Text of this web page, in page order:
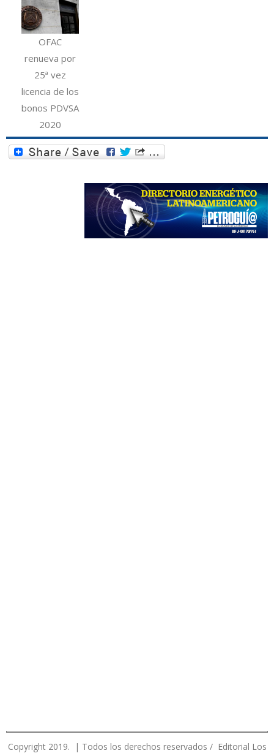
OFAC
renueva por
25ª vez
licencia de los
bonos PDVSA
2020
Copyright 2019. | Todos los derechos reservados / Editorial Los